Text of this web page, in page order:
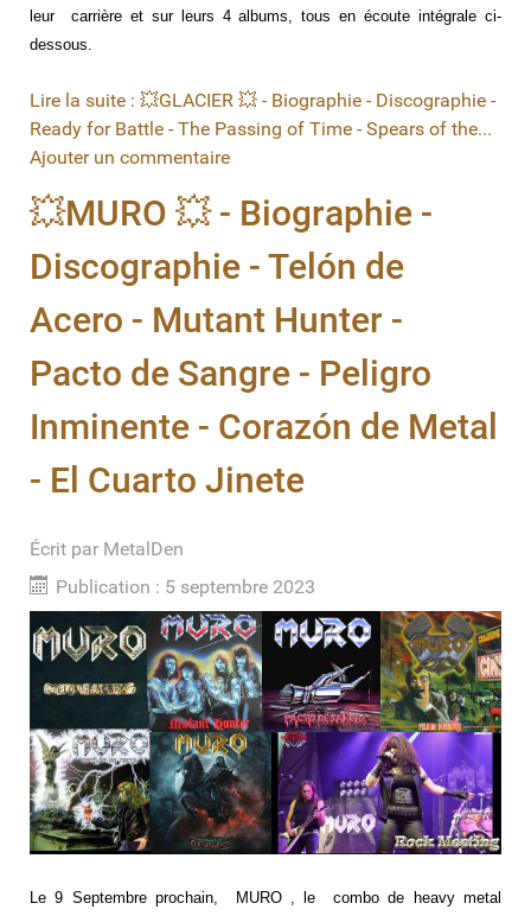
leur carrière et sur leurs 4 albums, tous en écoute intégrale ci-
dessous.
Lire la suite : 💥GLACIER 💥 - Biographie - Discographie -
Ready for Battle - The Passing of Time - Spears of the...
Ajouter un commentaire
💥MURO 💥 - Biographie -
Discographie - Telón de
Acero - Mutant Hunter -
Pacto de Sangre - Peligro
Inminente - Corazón de Metal
- El Cuarto Jinete
Écrit par MetalDen
Publication : 5 septembre 2023
Le 9 Septembre prochain, MURO , le combo de heavy metal